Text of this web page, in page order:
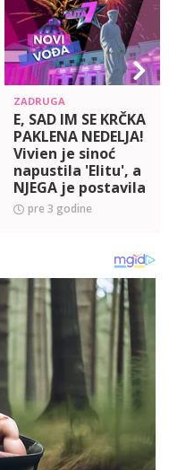
ZADRUGA
E, SAD IM SE KRČKA
PAKLENA NEDELJA!
Vivien je sinoć
napustila 'Elitu', a
NJEGA je postavila
za vođu!
pre 3 godine